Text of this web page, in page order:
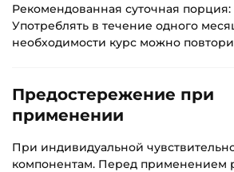
Рекомендованная суточная порция:
Употреблять в течение одного
необходимости курс можно
Предостережение при
применении
При индивидуальной
компонентам. Перед применением